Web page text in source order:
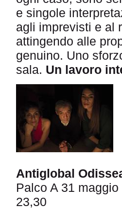
e singole
agli imprevisti e al
attingendo alle
genuino. Uno
sala. Un lavoro
Antiglobal
Palco A 31
23,30